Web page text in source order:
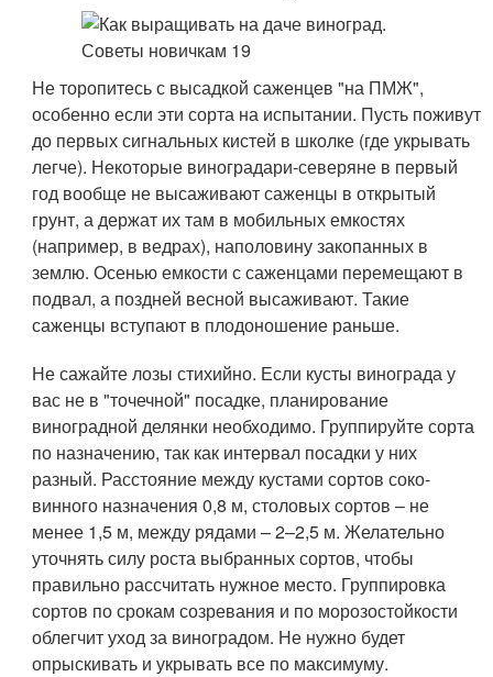
Не торопитесь с высадкой саженцев "на ПМЖ",
особенно если эти сорта на испытании. Пусть поживут
до первых сигнальных кистей в школке (где укрывать
легче). Некоторые виноградари-северяне в первый
год вообще не высаживают саженцы в открытый
грунт, а держат их там в мобильных емкостях
(например, в ведрах), наполовину закопанных в
землю. Осенью емкости с саженцами перемещают в
подвал, а поздней весной высаживают. Такие
саженцы вступают в плодоношение раньше.
Не сажайте лозы стихийно. Если кусты винограда у
вас не в "точечной" посадке, планирование
виноградной делянки необходимо. Группируйте сорта
по назначению, так как интервал посадки у них
разный. Расстояние между кустами сортов соко-
винного назначения 0,8 м, столовых сортов – не
менее 1,5 м, между рядами – 2–2,5 м. Желательно
уточнять силу роста выбранных сортов, чтобы
правильно рассчитать нужное место. Группировка
сортов по срокам созревания и по морозостойкости
облегчит уход за виноградом. Не нужно будет
опрыскивать и укрывать все по максимуму.